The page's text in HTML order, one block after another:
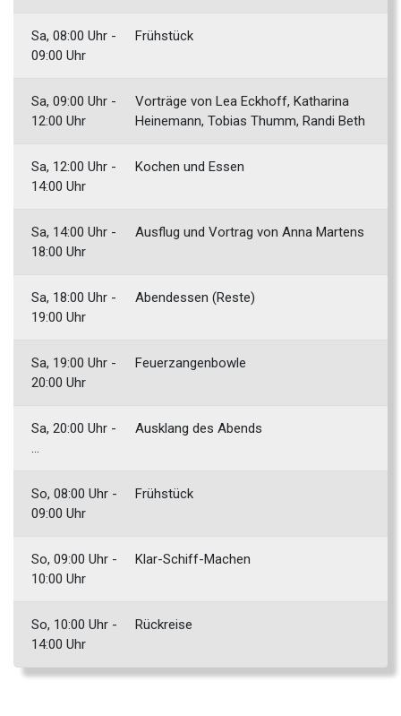
Sa, 08:00 Uhr -
09:00 Uhr
Frühstück
Sa, 09:00 Uhr -
12:00 Uhr
Vorträge von Lea Eckhoff, Katharina
Heinemann, Tobias Thumm, Randi Beth
Sa, 12:00 Uhr -
14:00 Uhr
Kochen und Essen
Sa, 14:00 Uhr -
18:00 Uhr
Ausflug und Vortrag von Anna Martens
Sa, 18:00 Uhr -
19:00 Uhr
Abendessen (Reste)
Sa, 19:00 Uhr -
20:00 Uhr
Feuerzangenbowle
Sa, 20:00 Uhr -
...
Ausklang des Abends
So, 08:00 Uhr -
09:00 Uhr
Frühstück
So, 09:00 Uhr -
10:00 Uhr
Klar-Schiff-Machen
So, 10:00 Uhr -
14:00 Uhr
Rückreise